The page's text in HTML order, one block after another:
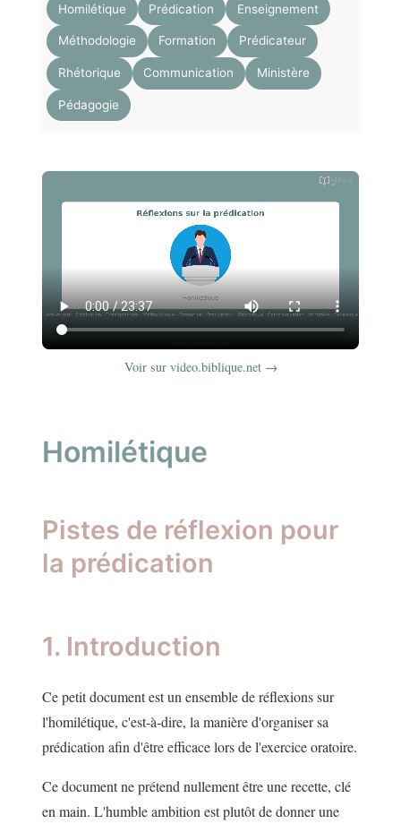
Homilétique Prédication Enseignement
Méthodologie Formation Prédicateur
Rhétorique Communication Ministère
Pédagogie
Voir sur video.biblique.net →
Homilétique
Pistes de réflexion pour
la prédication
1. Introduction
Ce petit document est un ensemble de réflexions sur
l'homilétique, c'est-à-dire, la manière d'organiser sa
prédication afin d'être efficace lors de l'exercice oratoire.
Ce document ne prétend nullement être une recette, clé
en main. L'humble ambition est plutôt de donner une